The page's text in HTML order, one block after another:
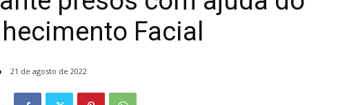
Facial
21 de agosto de 2022